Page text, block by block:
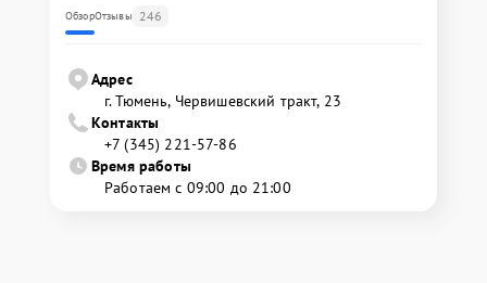
ОбзорОтзывы 246
Адрес
г. Тюмень, ​Червишевский тракт, 23
Контакты
+7 (345) 221-57-86
Время работы
Работаем с 09:00 до 21:00